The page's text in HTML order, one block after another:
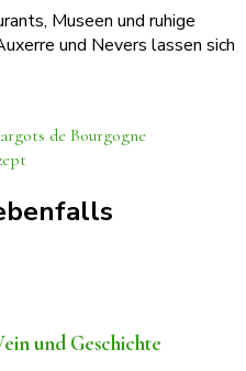
Museen und ruhige
und Nevers lassen sich
de Bourgogne
und Geschichte